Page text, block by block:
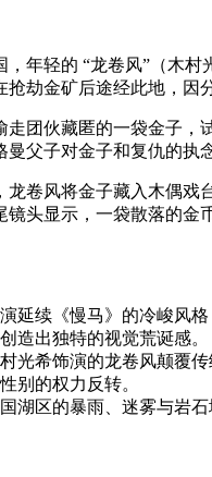
，年轻的 “龙卷风”（木
劫金矿后途经此地，因
走团伙藏匿的一袋金子
父子对金子和复仇的执
龙卷风将金子藏入木偶
头显示，一袋散落的金
演延续《慢马》的冷峻风
造出独特的视觉荒诞感。
村光希饰演的龙卷风颠覆
别的权力反转。
湖区的暴雨、迷雾与岩